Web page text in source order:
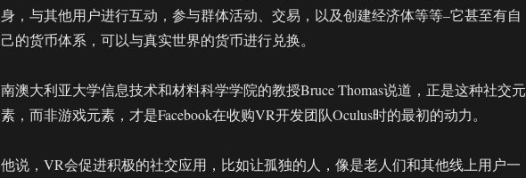
身，与其他用户进行互动，参与群体活动、交易，以及创建经济体等等–它甚至有自
己的货币体系，可以与真实世界的货币进行兑换。
南澳大利亚大学信息技术和材料科学学院的教授Bruce Thomas说道，正是这种社交元
素，而非游戏元素，才是Facebook在收购VR开发团队Oculus时的最初的动力。
他说，VR会促进积极的社交应用，比如让孤独的人，像是老人们和其他线上用户一